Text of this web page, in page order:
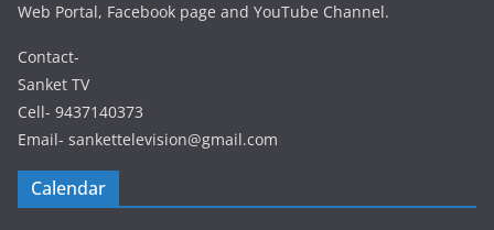
Web Portal, Facebook page and YouTube Channel.
Contact-
Sanket TV
Cell- 9437140373
Email- sankettelevision@gmail.com
Calendar